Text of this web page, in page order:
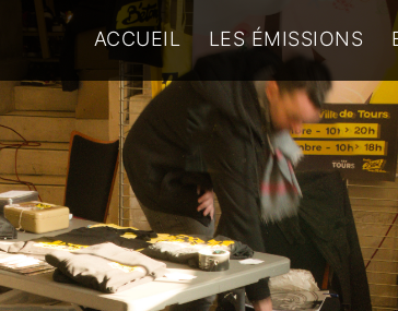
ACCUEIL LES ÉMISSIONS